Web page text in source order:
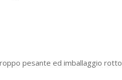
pesante ed imballaggio rotto